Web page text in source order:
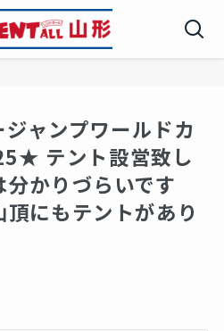
ャンプワールドカ
テント設営致し
かりづらいです
にもテントがあり